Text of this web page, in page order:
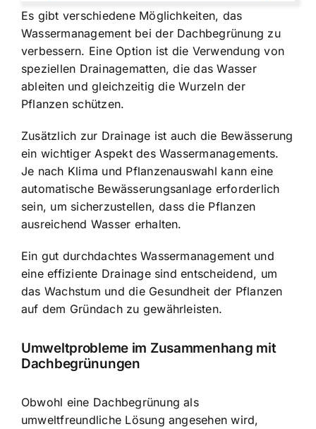
Es gibt verschiedene Möglichkeiten, das
Wassermanagement bei der Dachbegrünung zu
verbessern. Eine Option ist die Verwendung von
speziellen Drainagematten, die das Wasser
ableiten und gleichzeitig die Wurzeln der
Pflanzen schützen.
Zusätzlich zur Drainage ist auch die Bewässerung
ein wichtiger Aspekt des Wassermanagements.
Je nach Klima und Pflanzenauswahl kann eine
automatische Bewässerungsanlage erforderlich
sein, um sicherzustellen, dass die Pflanzen
ausreichend Wasser erhalten.
Ein gut durchdachtes Wassermanagement und
eine effiziente Drainage sind entscheidend, um
das Wachstum und die Gesundheit der Pflanzen
auf dem Gründach zu gewährleisten.
Umweltprobleme im Zusammenhang mit
Dachbegrünungen
Obwohl eine Dachbegrünung als
umweltfreundliche Lösung angesehen wird,